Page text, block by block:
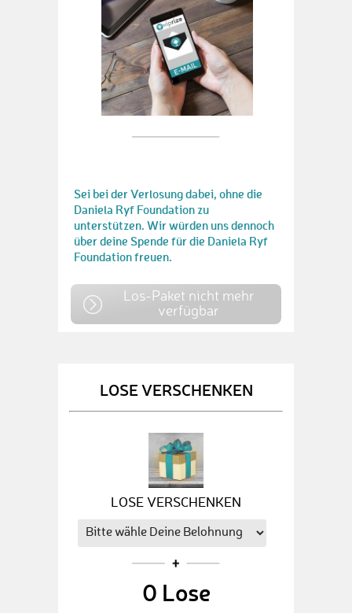
Sei bei der Verlosung dabei, ohne die
Daniela Ryf Foundation zu
unterstützen. Wir würden uns dennoch
über deine Spende für die Daniela Ryf
Foundation freuen.
Los-Paket nicht mehr
verfügbar
LOSE VERSCHENKEN
LOSE VERSCHENKEN
0 Lose